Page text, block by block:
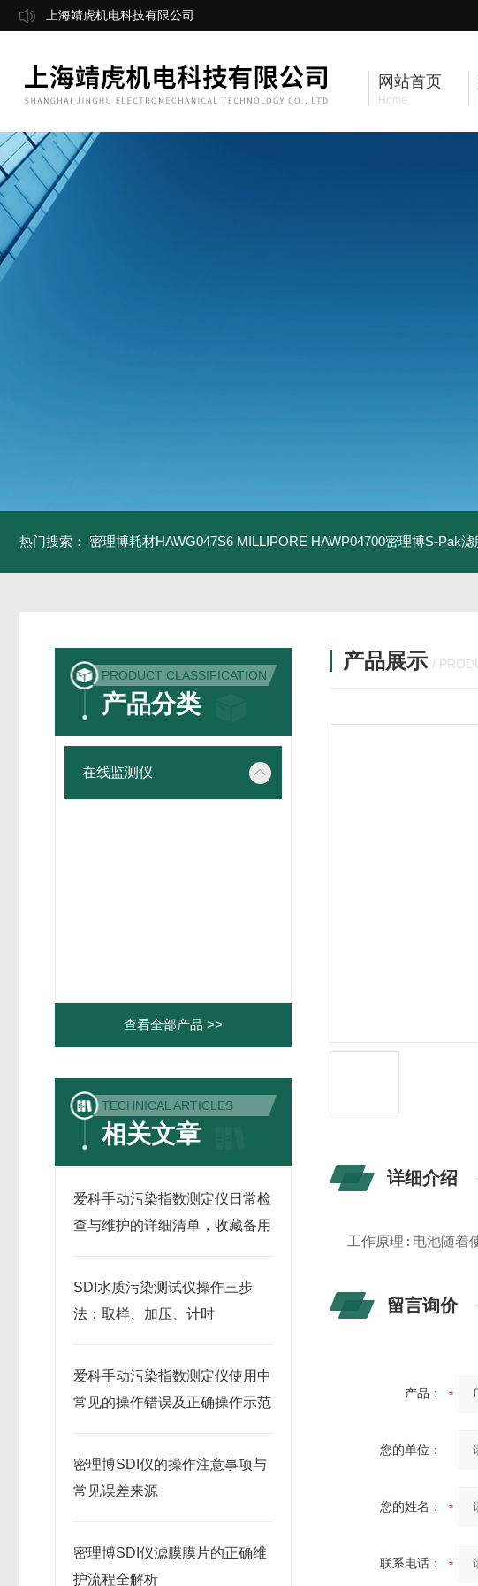
上海靖虎机电科技有限公司
网站首页
Home
热门搜索： 密理博耗材HAWG047S6 MILLIPORE HAWP04700密理博S-Pak滤
PRODUCT CLASSIFICATION
产品分类
在线监测仪
查看全部产品 >>
TECHNICAL ARTICLES
相关文章
爱科手动污染指数测定仪日常检
查与维护的详细清单，收藏备用
SDI水质污染测试仪操作三步
法：取样、加压、计时
爱科手动污染指数测定仪使用中
常见的操作错误及正确操作示范
密理博SDI仪的操作注意事项与
常见误差来源
密理博SDI仪滤膜膜片的正确维
护流程全解析
产品展示 /
详细介绍
工作原理:电池随着
留言询价
产品：
您的单位：
您的姓名：
联系电话：